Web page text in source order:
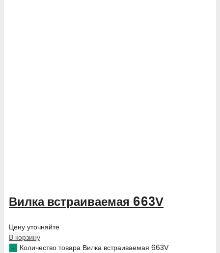
Вилка встраиваемая 663V
Цену уточняйте
В корзину
Количество товара Вилка встраиваемая 663V